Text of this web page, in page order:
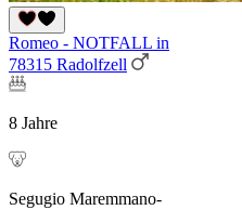
Romeo - NOTFALL in
78315 Radolfzell
8 Jahre
Segugio Maremmano-